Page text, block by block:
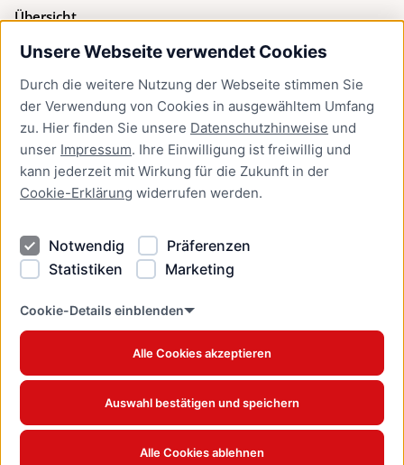
Unsere Webseite verwendet Cookies
Durch die weitere Nutzung der Webseite stimmen Sie
der Verwendung von Cookies in ausgewähltem Umfang
zu. Hier finden Sie unsere Datenschutzhinweise und
unser Impressum. Ihre Einwilligung ist freiwillig und
kann jederzeit mit Wirkung für die Zukunft in der
Cookie-Erklärung widerrufen werden.
Notwendig
Präferenzen
Statistiken
Marketing
Cookie-Details einblenden
Alle Cookies akzeptieren
Auswahl bestätigen und speichern
Alle Cookies ablehnen
Übersicht
Bürgerservice
Presse
Newsletter Lübeck:kompakt
Kontakt
Kontakt
Datenschutzhinweise
Barrierefreiheit
Cookie Erklärung
www.luebeck.de